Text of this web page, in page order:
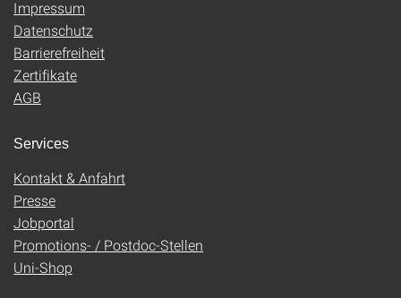
Impressum
Datenschutz
Barrierefreiheit
Zertifikate
AGB
Services
Kontakt & Anfahrt
Presse
Jobportal
Promotions- / Postdoc-Stellen
Uni-Shop